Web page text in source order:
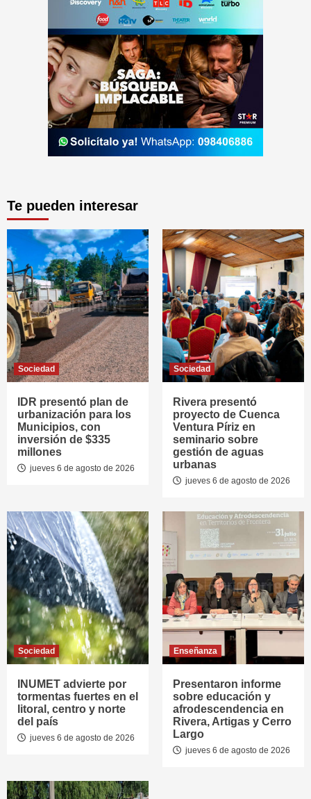
Te pueden interesar
Sociedad
IDR presentó plan de
urbanización para los
Municipios, con
inversión de $335
millones
jueves 6 de agosto de 2026
Sociedad
Rivera presentó
proyecto de Cuenca
Ventura Píriz en
seminario sobre
gestión de aguas
urbanas
jueves 6 de agosto de 2026
Sociedad
INUMET advierte por
tormentas fuertes en el
litoral, centro y norte
del país
jueves 6 de agosto de 2026
Enseñanza
Presentaron informe
sobre educación y
afrodescendencia en
Rivera, Artigas y Cerro
Largo
jueves 6 de agosto de 2026